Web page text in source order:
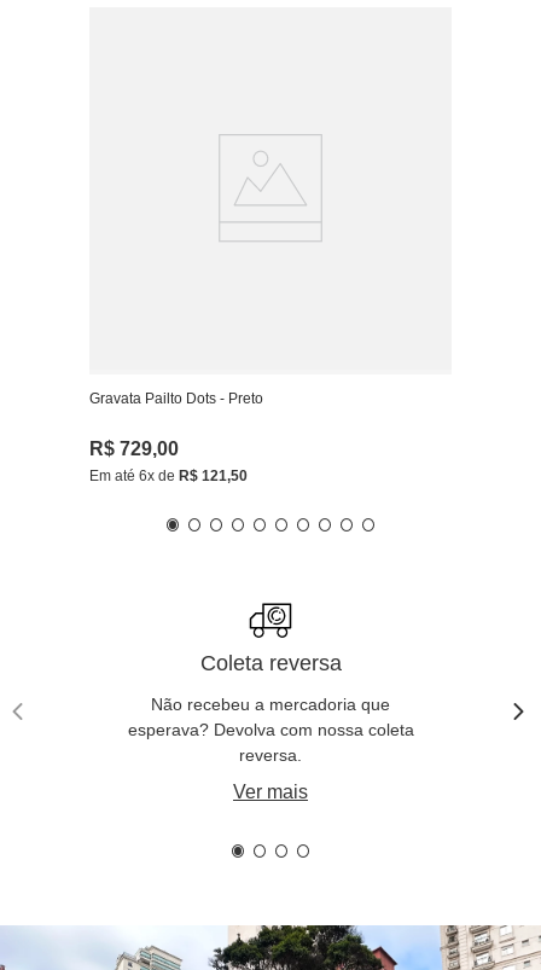
Gravata Pailto Dots - Preto
R$ 729,00
Em até 6x de R$ 121,50
Coleta reversa
Não recebeu a mercadoria que
esperava? Devolva com nossa coleta
reversa.
Ver mais